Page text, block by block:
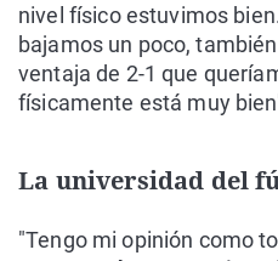
nivel físico estuvimos
bajamos un poco,
ventaja de 2-1 que
físicamente está muy
La universidad del
"Tengo mi opinión como